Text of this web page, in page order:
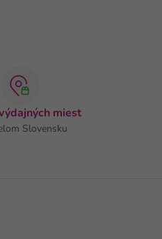
miest
Slovensku